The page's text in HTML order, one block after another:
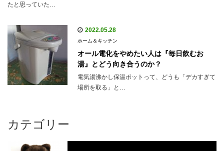
たと思っていた…
2022.05.28
ホーム＆キッチン
オール電化をやめたい人は『毎日飲むお
湯』とどう向き合うのか？
電気湯沸かし保温ポットって、どうも「デカすぎて
場所を取る」と…
カテゴリー